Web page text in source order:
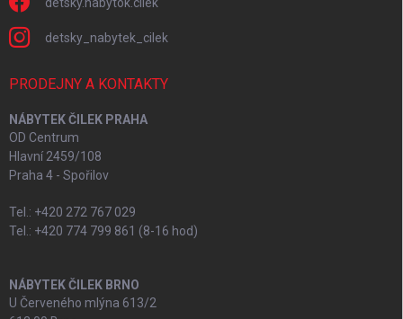
detsky_nabytek_cilek
PRODEJNY A KONTAKTY
NÁBYTEK ČILEK PRAHA
OD Centrum
Hlavní 2459/108
Praha 4 - Spořilov
Tel.: +420 272 767 029
Tel.: +420 774 799 861 (8-16 hod)
NÁBYTEK ČILEK BRNO
U Červeného mlýna 613/2